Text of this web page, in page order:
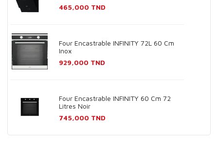
Prix
465,000 TND
Four Encastrable INFINITY 72L 60 Cm
Inox
Prix
929,000 TND
Four Encastrable INFINITY 60 Cm 72
Litres Noir
Prix
745,000 TND